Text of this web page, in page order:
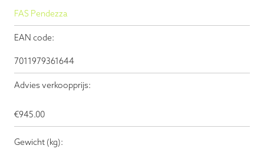
FAS Pendezza
EAN code:
7011979361644
Advies verkoopprijs:
€945.00
Gewicht (kg):